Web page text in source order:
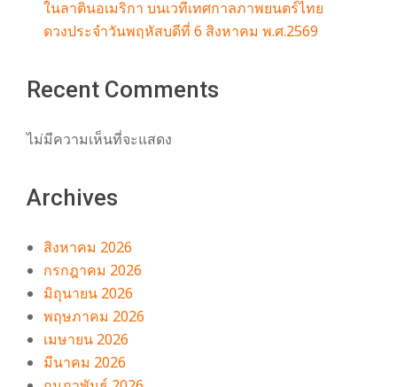
ในลาตินอเมริกา บนเวทีเทศกาลภาพยนตร์ไทย
ดวงประจำวันพฤหัสบดีที่ 6 สิงหาคม พ.ศ.2569
Recent Comments
ไม่มีความเห็นที่จะแสดง
Archives
สิงหาคม 2026
กรกฎาคม 2026
มิถุนายน 2026
พฤษภาคม 2026
เมษายน 2026
มีนาคม 2026